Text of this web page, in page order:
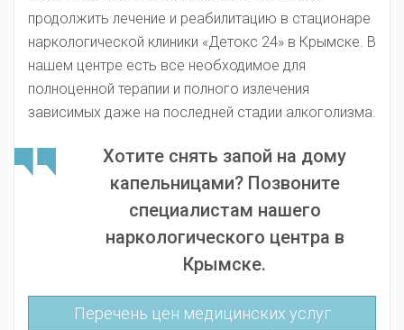
продолжить лечение и реабилитацию в стационаре
наркологической клиники «Детокс 24» в Крымске. В
нашем центре есть все необходимое для
полноценной терапии и полного излечения
зависимых даже на последней стадии алкоголизма.
Хотите снять запой на дому
капельницами? Позвоните
специалистам нашего
наркологического центра в
Крымске.
Перечень цен медицинских услуг